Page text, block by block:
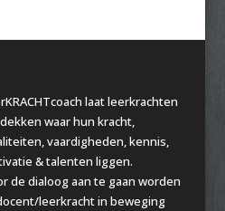
laat leerkrachten
waar hun kracht,
vaardigheden, kennis,
& talenten liggen.
de dialoog aan te gaan worden
leerkracht in beweging